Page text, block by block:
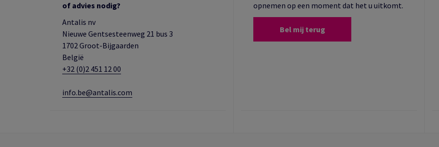
of advies nodig?
Antalis nv
Nieuwe Gentsesteenweg 21 bus 3
1702 Groot-Bijgaarden
België
+32 (0)2 451 12 00
info.be@antalis.com
opnemen op een moment dat het u uitkomt.
Bel mij terug